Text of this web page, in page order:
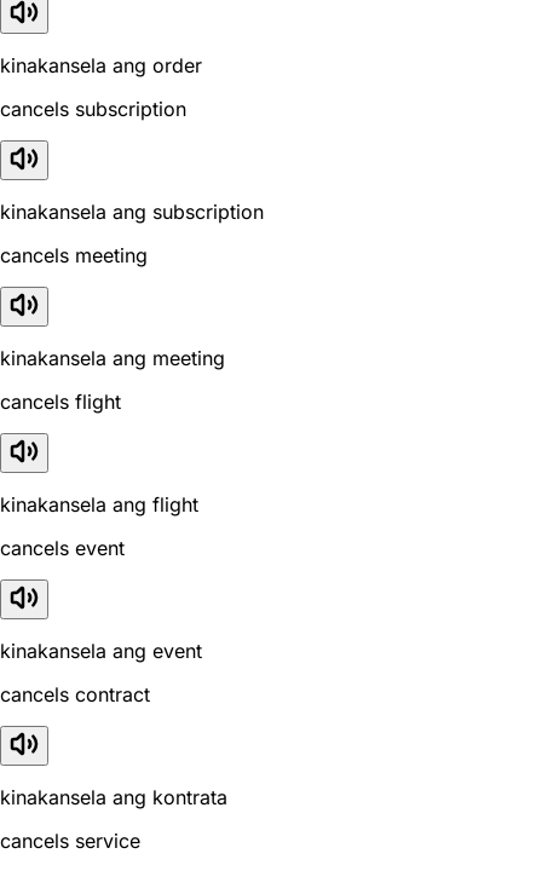
kinakansela ang order
cancels subscription
kinakansela ang subscription
cancels meeting
kinakansela ang meeting
cancels flight
kinakansela ang flight
cancels event
kinakansela ang event
cancels contract
kinakansela ang kontrata
cancels service